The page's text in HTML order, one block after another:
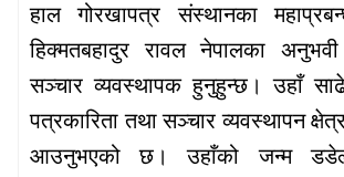
हाल गोरखापत्र संस्थानका
हिक्मतबहादुर
रावल नेपालका अनुभवी
सञ्चार व्यवस्थापक हुनुहुन्छ। उहाँ
पत्रकारिता तथा सञ्चार व्यवस्थापन
आउनुभएको
छ। उहाँको जन्म